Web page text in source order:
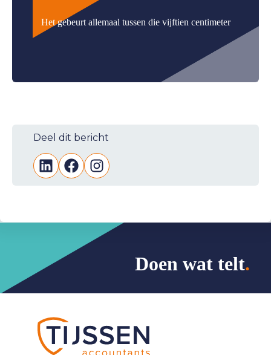
Het gebeurt allemaal tussen die vijftien centimeter
Deel dit bericht
LinkedIn
FacebookInstagram
Doen wat telt.